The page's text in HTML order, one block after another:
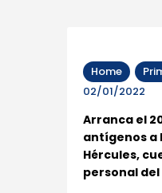
Home
02/01/2022
Arranca el
antígenos a
Hércules,
personal del